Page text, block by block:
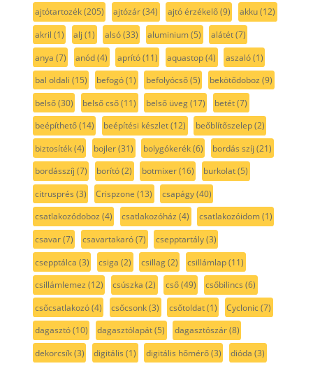
ajtótartozék(205) ajtózár(34) ajtó érzékelő(9) akku(12)
akril (1) alj (1) alsó(33) aluminium(5) alátét(7)
anya (7) anód(4) aprító(11) aquastop(4) aszaló(1)
bal oldali (15) befogó(1) befolyócső(5) bekötődoboz (9)
belső(30) belső cső(11) belső üveg(17) betét(7)
beépíthető(14) beépítési készlet(12) beőblítőszelep(2)
biztosíték(4) bojler(31) bolygókerék(6) bordás szíj (21)
bordásszíj (7) borító(2) botmixer(16) burkolat(5)
citrusprés (3) Crispzone (13) csapágy(40)
csatlakozódoboz (4) csatlakozóház (4) csatlakozóidom(1)
csavar(7) csavartakaró(7) csepptartály(3)
csepptálca (3) csiga (2) csillag(2) csillámlap(11)
csillámlemez (12) csúszka (2) cső(49) csőbilincs (6)
csőcsatlakozó(4) csőcsonk(3) csőtoldat(1) Cyclonic(7)
dagasztó(10) dagasztólapát(5) dagasztószár(8)
dekorcsík(3) digitális (1) digitális hőmérő(3) dióda (3)